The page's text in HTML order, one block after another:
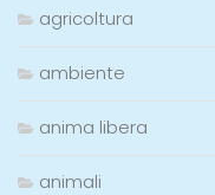
agricoltura
ambiente
anima libera
animali